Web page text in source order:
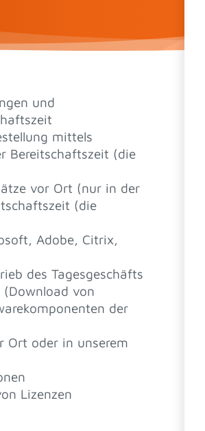
und
mittels
Bereitschaftszeit (die
vor Ort (nur in der
(die
Adobe, Citrix,
des Tagesgeschäfts
von
der
Ort oder in unserem
Lizenzen